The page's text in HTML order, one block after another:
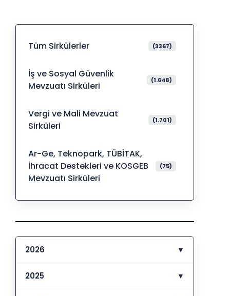
Tüm Sirkülerler (3367)
İş ve Sosyal Güvenlik
Mevzuatı Sirküleri
(1.648)
Vergi ve Mali Mevzuat
Sirküleri
(1.701)
Ar-Ge, Teknopark, TÜBİTAK,
İhracat Destekleri ve KOSGEB
Mevzuatı Sirküleri
(75)
2026 ▼
2025 ▼